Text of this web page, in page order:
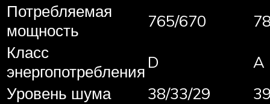
Потребляемая
мощность
765/670
Класс
энергопотребления D
A
Уровень шума
38/33/29